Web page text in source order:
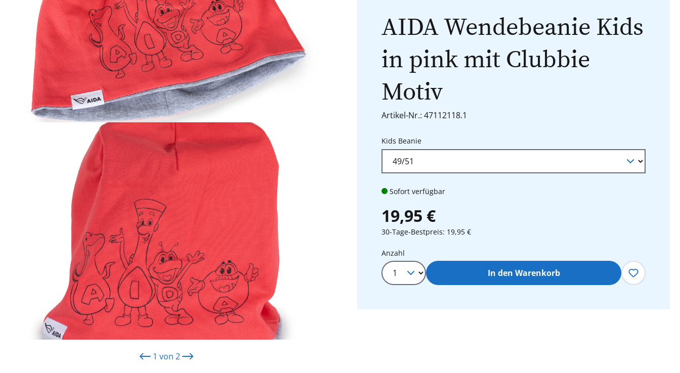
AIDA Wendebeanie Kids
in pink mit Clubbie
Motiv
Artikel-Nr.: 47112118.1
Kids Beanieauswählen
Sofort verfügbar
19,95 €
30-Tage-Bestpreis: 19,95 €
Produkt Anzahl: Gib den gewünschten Wert ein
Anzahl
In den Warenkorb
1 von 2